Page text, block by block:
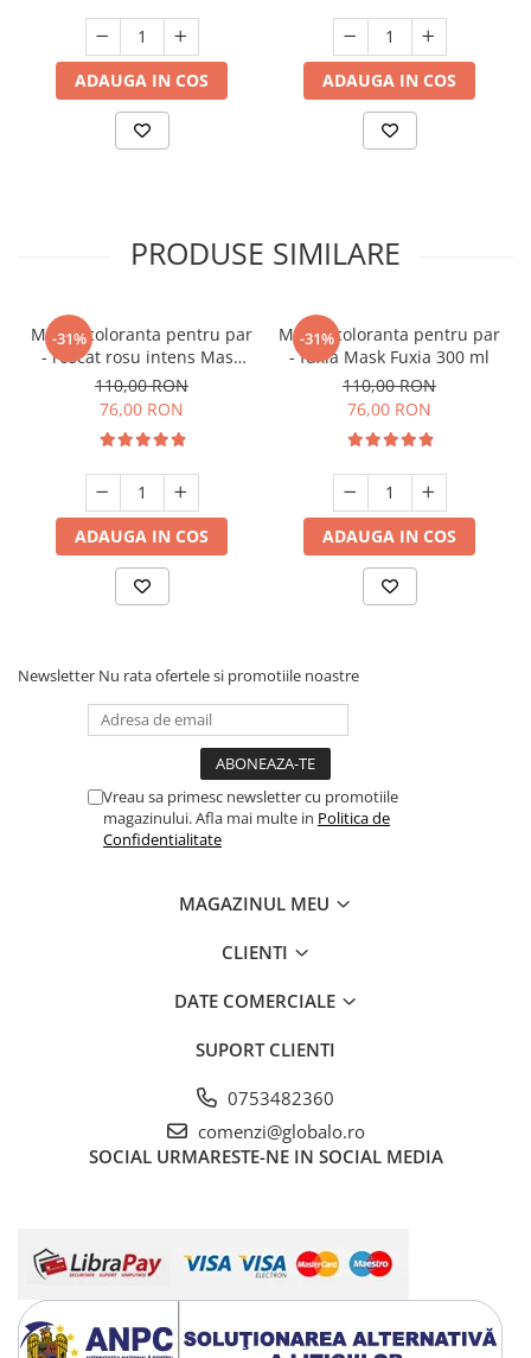
ADAUGA IN COS ADAUGA IN COS
PRODUSE SIMILARE
-31%
Masca coloranta pentru par
- roscat rosu intens Mask
Intense Red 300 ml
110,00 RON
76,00 RON
ADAUGA IN COS
-31%
Masca coloranta pentru par
- fuxia Mask Fuxia 300 ml
110,00 RON
76,00 RON
ADAUGA IN COS
Newsletter Nu rata ofertele si promotiile noastre
Vreau sa primesc newsletter cu promotiile
magazinului. Afla mai multe in Politica de
Confidentialitate
MAGAZINUL MEU
CLIENTI
DATE COMERCIALE
SUPORT CLIENTI
0753482360
comenzi@globalo.ro
SOCIAL URMARESTE-NE IN SOCIAL MEDIA